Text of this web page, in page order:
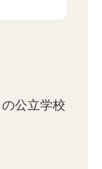
公立学校